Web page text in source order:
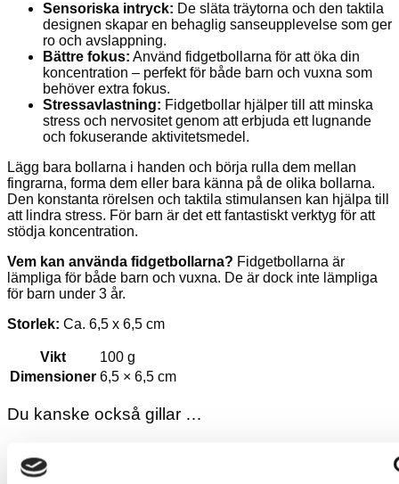
Sensoriska intryck: De släta träytorna och den taktila
designen skapar en behaglig sanseupplevelse som ger
ro och avslappning.
Bättre fokus: Använd fidgetbollarna för att öka din
koncentration – perfekt för både barn och vuxna som
behöver extra fokus.
Stressavlastning: Fidgetbollar hjälper till att minska
stress och nervositet genom att erbjuda ett lugnande
och fokuserande aktivitetsmedel.
Lägg bara bollarna i handen och börja rulla dem mellan
fingrarna, forma dem eller bara känna på de olika bollarna.
Den konstanta rörelsen och taktila stimulansen kan hjälpa till
att lindra stress. För barn är det ett fantastiskt verktyg för att
stödja koncentration.
Vem kan använda fidgetbollarna? Fidgetbollarna är
lämpliga för både barn och vuxna. De är dock inte lämpliga
för barn under 3 år.
Storlek: Ca. 6,5 x 6,5 cm
Vikt
100 g
Dimensioner 6,5 × 6,5 cm
Du kanske också gillar …